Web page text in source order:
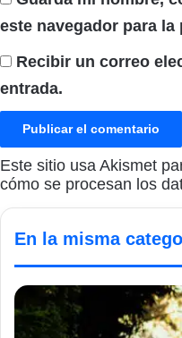
este navegador para la
Recibir un correo
entrada.
Este sitio usa Akismet
cómo se procesan los
En la misma